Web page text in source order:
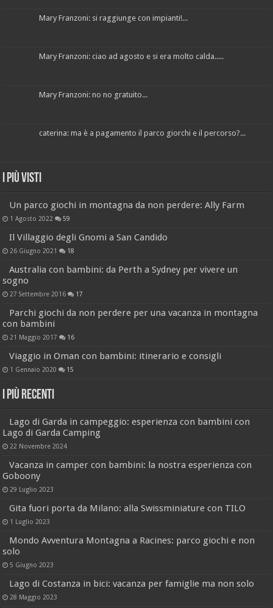
Mary Franzoni: si raggiunge con impianti!...
Mary Franzoni: ciao ad agosto e si era molto calda.....
Mary Franzoni: no no gratuito...
caterina: ma è a pagamento il parco giorchi e il percorso?...
I più visti
Un parco giochi in montagna da non perdere: Ally Farm
1 Agosto 2022 59
Il Villaggio degli Gnomi a San Candido
26 Giugno 2021 18
Australia con bambini: da Perth a Sydney per vivere un
sogno
27 Settembre 2016 17
Parchi giochi da non perdere per una vacanza in montagna
con bambini
21 Maggio 2017 16
Viaggio in Oman con bambini: itinerario e consigli
1 Gennaio 2020 15
I più recenti
Lago di Garda in campeggio: esperienza con bambini con
Lago di Garda Camping
22 Novembre 2024
Vacanza in camper con bambini: la nostra esperienza con
Goboony
29 Luglio 2023
Gita fuori porta da Milano: alla Swissminiature con TILO
1 Luglio 2023
Mondo Avventura Montagna a Racines: parco giochi e non
solo
5 Giugno 2023
Lago di Costanza in bici: vacanza per famiglie ma non solo
28 Maggio 2023